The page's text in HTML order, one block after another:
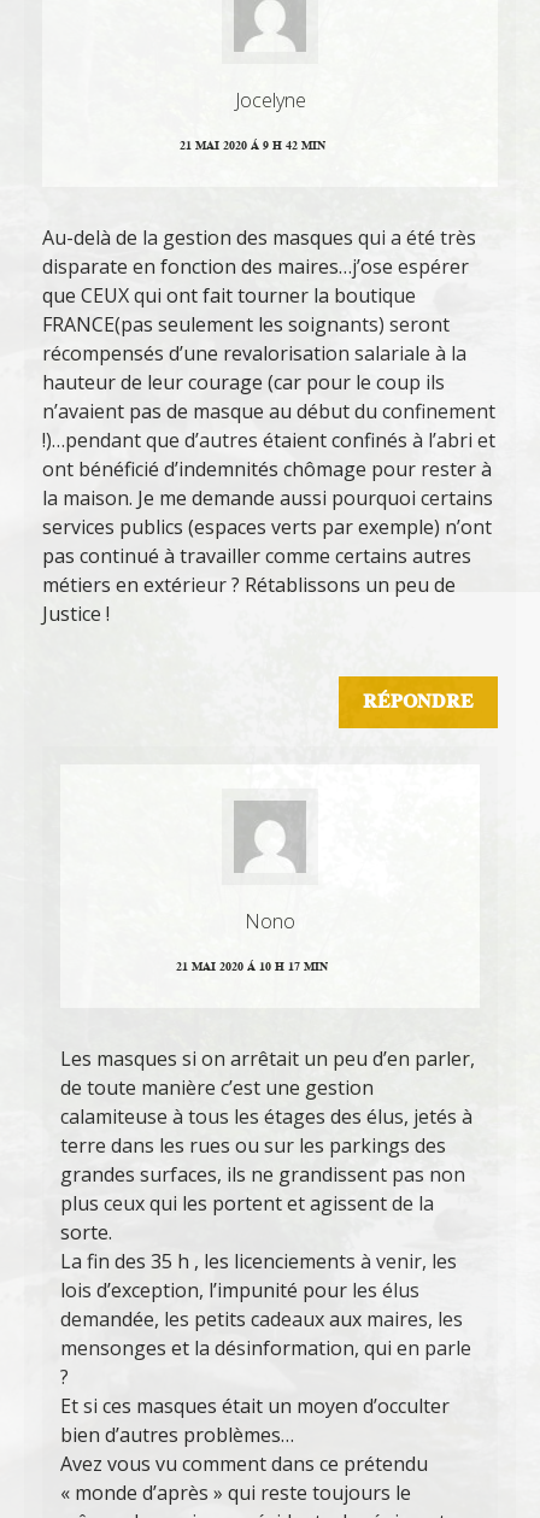
Jocelyne
21 MAI 2020 Á 9 H 42 MIN
Au-delà de la gestion des masques qui a été très
disparate en fonction des maires…j’ose espérer
que CEUX qui ont fait tourner la boutique
FRANCE(pas seulement les soignants) seront
récompensés d’une revalorisation salariale à la
hauteur de leur courage (car pour le coup ils
n’avaient pas de masque au début du confinement
!)…pendant que d’autres étaient confinés à l’abri et
ont bénéficié d’indemnités chômage pour rester à
la maison. Je me demande aussi pourquoi certains
services publics (espaces verts par exemple) n’ont
pas continué à travailler comme certains autres
métiers en extérieur ? Rétablissons un peu de
Justice !
RÉPONDRE
Nono
21 MAI 2020 Á 10 H 17 MIN
Les masques si on arrêtait un peu d’en parler,
de toute manière c’est une gestion
calamiteuse à tous les étages des élus, jetés à
terre dans les rues ou sur les parkings des
grandes surfaces, ils ne grandissent pas non
plus ceux qui les portent et agissent de la
sorte.
La fin des 35 h , les licenciements à venir, les
lois d’exception, l’impunité pour les élus
demandée, les petits cadeaux aux maires, les
mensonges et la désinformation, qui en parle
?
Et si ces masques était un moyen d’occulter
bien d’autres problèmes…
Avez vous vu comment dans ce prétendu
« monde d’après » qui reste toujours le